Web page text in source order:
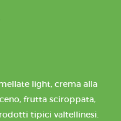
light, crema alla
frutta sciroppata,
tipici valtellinesi.